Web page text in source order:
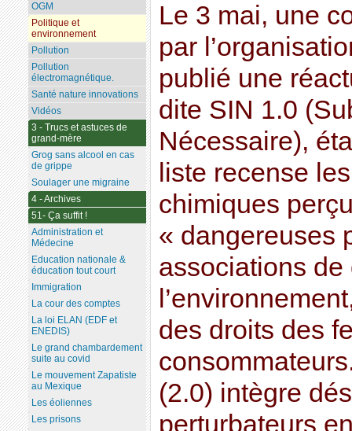
Le 3 mai, une
par
publié une
dite SIN 1.0
Nécessaire),
liste recense
chimiques
« dangereuses
associations de
des droits des
(2.0) intègre
perturbateurs
OGM
Politique et
environnement
Pollution
Pollution
électromagnétique.
Santé nature innovations
Vidéos
3 - Trucs et astuces de
grand-mère
Grog sans alcool en cas
de grippe
Soulager une migraine
4 - Archives
51- Ça suffit !
Administration et
Médecine
Education nationale &
éducation tout court
Immigration
La cour des comptes
La loi ELAN (EDF et
ENEDIS)
Le grand chambardement
suite au covid
Le mouvement Zapatiste
au Mexique
Les éoliennes
Les prisons